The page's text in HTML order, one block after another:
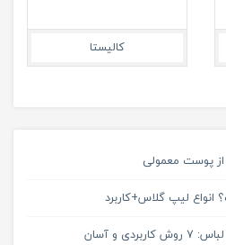
کالیستا
از پوست معمولی
لیپ گلاس+کاربرد
و آسان